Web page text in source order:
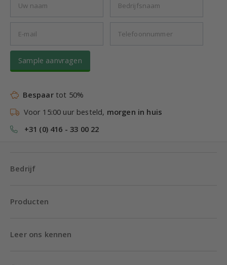
Sample aanvragen
Bespaartot 50%
Voor 15:00 uur besteld, morgen in huis
+31 (0) 416 - 33 00 22
Bedrijf
Producten
Leer ons kennen